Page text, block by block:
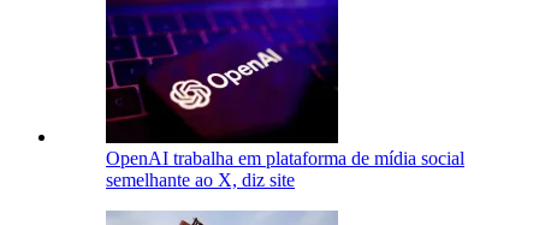
OpenAI trabalha em plataforma de mídia social
semelhante ao X, diz site